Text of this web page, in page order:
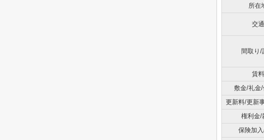
所在
交通
間取り/
賃料
敷金/礼金
更新料/更新
権利金/
保険加